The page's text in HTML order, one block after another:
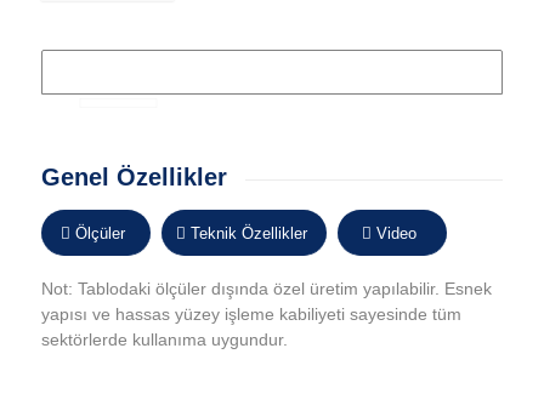
Genel Özellikler
Ölçüler Teknik Özellikler Video
Not: Tablodaki ölçüler dışında özel üretim yapılabilir. Esnek
yapısı ve hassas yüzey işleme kabiliyeti sayesinde tüm
sektörlerde kullanıma uygundur.